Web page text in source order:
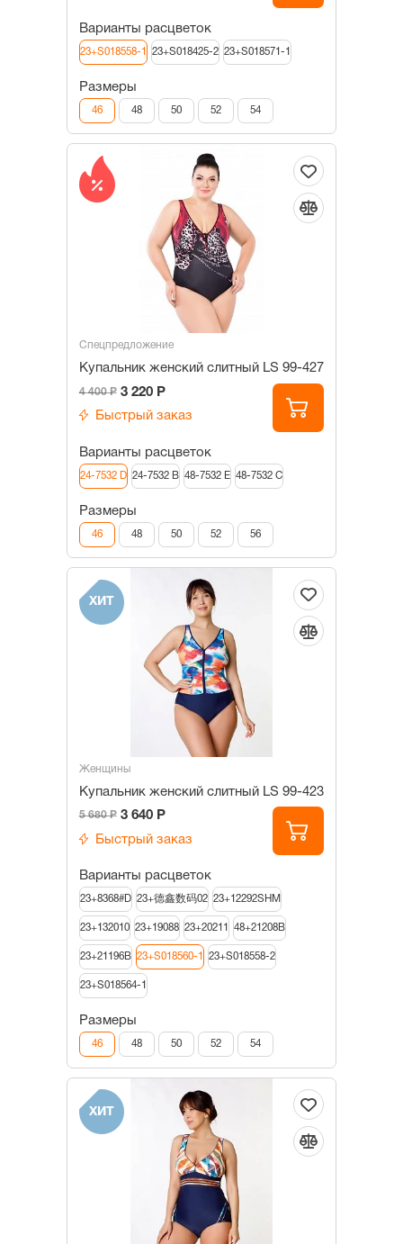
Варианты расцветок
23+S018558-1 23+S018425-2 23+S018571-1
Размеры
46 48 50 52 54
Спецпредложение
Купальник женский слитный LS 99-427
4 400 Р 3 220 Р
Быстрый заказ
Варианты расцветок
24-7532 D 24-7532 B 48-7532 E 48-7532 C
Размеры
46 48 50 52 56
ХИТ
Женщины
Купальник женский слитный LS 99-423
5 680 Р 3 640 Р
Быстрый заказ
Варианты расцветок
23+8368#D 23+德鑫数码02 23+12292SHM
23+132010 23+19088 23+20211 48+21208B
23+21196B 23+S018560-1 23+S018558-2
23+S018564-1
Размеры
46 48 50 52 54
ХИТ